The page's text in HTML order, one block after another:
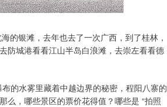
的银滩，去年也去了一次广西，到了桂林，
防城港看看江山半岛白浪滩，去崇左看看德
的水雾里藏着中越边界的秘密，程阳八寨的
么，哪些景区的票价花得值？哪些是 “拍照